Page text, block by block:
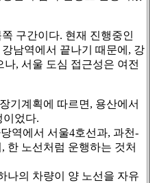
구간이다. 현재 진행중인
남역에서 끝나기 때문에, 강
, 서울 도심 접근성은 여전
기계획에 따르면, 용산에서
이었다.
역에서 서울4호선과, 과천-
한 노선처럼 운행하는 것처
나의 차량이 양 노선을 자유